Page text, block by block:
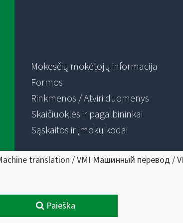
Mokesčių mokėtojų informacija
Formos
Rinkmenos / Atviri duomenys
Skaičiuoklės ir pagalbininkai
Sąskaitos ir įmokų kodai
translation / VMI Машинный перевод /
Paieška